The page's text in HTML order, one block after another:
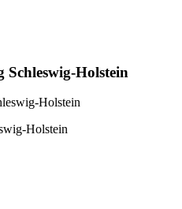
Holstein
Holstein